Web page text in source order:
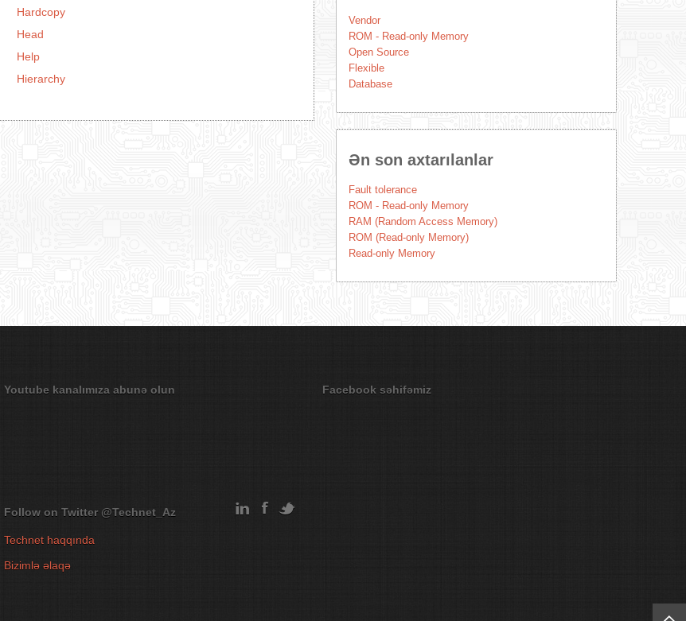
Hardcopy
Head
Help
Hierarchy
Vendor
ROM - Read-only Memory
Open Source
Flexible
Database
Ən son axtarılanlar
Fault tolerance
ROM - Read-only Memory
RAM (Random Access Memory)
ROM (Read-only Memory)
Read-only Memory
Youtube kanalımıza abunə olun
Follow on Twitter @Technet_Az
Technet haqqında
Bizimlə əlaqə
Facebook səhifəmiz